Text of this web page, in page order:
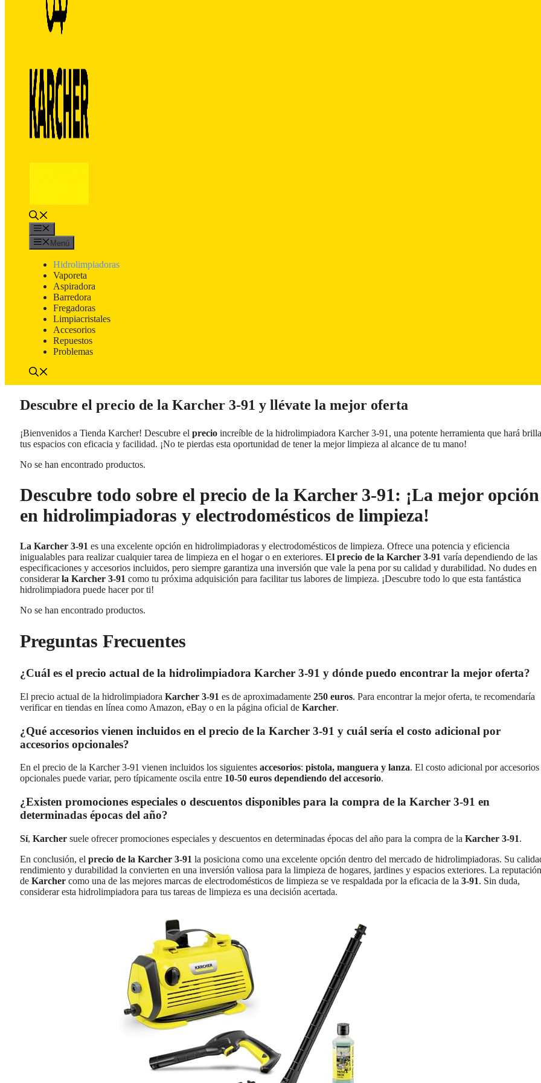
Menú
Hidrolimpiadoras
Vaporeta
Aspiradora
Barredora
Fregadoras
Limpiacristales
Accesorios
Repuestos
Problemas
Descubre el precio de la Karcher 3-91 y llévate la mejor oferta
¡Bienvenidos a Tienda Karcher! Descubre el precio increíble de la hidrolimpiadora Karcher 3-91, una potente herramienta que hará
tus espacios con eficacia y facilidad. ¡No te pierdas esta oportunidad de tener la mejor limpieza al alcance de tu mano!
No se han encontrado productos.
Descubre todo sobre el precio de la Karcher 3-91: ¡La mejor opción
en hidrolimpiadoras y electrodomésticos de limpieza!
La Karcher 3-91 es una excelente opción en hidrolimpiadoras y electrodomésticos de limpieza. Ofrece una potencia y eficiencia
inigualables para realizar cualquier tarea de limpieza en el hogar o en exteriores. El precio de la Karcher 3-91 varía dependiendo de las
especificaciones y accesorios incluidos, pero siempre garantiza una inversión que vale la pena por su calidad y durabilidad. No dudes en
considerarla Karcher 3-91 como tu próxima adquisición para facilitar tus labores de limpieza. ¡Descubre todo lo que esta fantástica
hidrolimpiadora puede hacer por ti!
No se han encontrado productos.
Preguntas Frecuentes
¿Cuál es el precio actual de la hidrolimpiadora Karcher 3-91 y dónde puedo encontrar la mejor oferta?
El precio actual de la hidrolimpiadora Karcher 3-91 es de aproximadamente 250 euros. Para encontrar la mejor oferta, te recomendaría
verificar en tiendas en línea como Amazon, eBay o en la página oficial de Karcher.
¿Qué accesorios vienen incluidos en el precio de la Karcher 3-91 y cuál sería el costo adicional por
accesorios opcionales?
En el precio de la Karcher 3-91 vienen incluidos los siguientes accesorios: pistola, manguera y lanza. El costo adicional por accesorios
opcionales puede variar, pero típicamente oscila entre 10-50 euros dependiendo del accesorio.
¿Existen promociones especiales o descuentos disponibles para la compra de la Karcher 3-91 en
determinadas épocas del año?
Sí, Karcher suele ofrecer promociones especiales y descuentos en determinadas épocas del año para la compra de la Karcher 3-91.
En conclusión, el precio de la Karcher 3-91 la posiciona como una excelente opción dentro del mercado de hidrolimpiadoras. Su
rendimiento y durabilidad la convierten en una inversión valiosa para la limpieza de hogares, jardines y espacios exteriores. La reputación
de Karcher como una de las mejores marcas de electrodomésticos de limpieza se ve respaldada por la eficacia de la 3-91. Sin duda,
considerar esta hidrolimpiadora para tus tareas de limpieza es una decisión acertada.